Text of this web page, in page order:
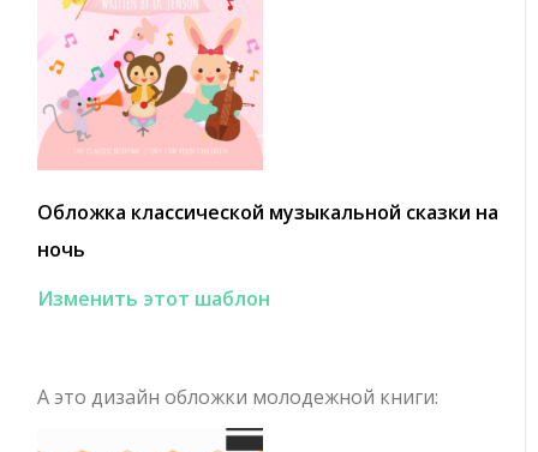
Обложка классической музыкальной сказки на
ночь
Изменить этот шаблон
А это дизайн обложки молодежной книги: